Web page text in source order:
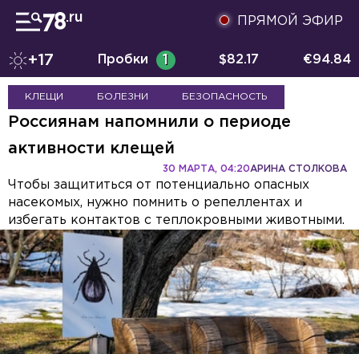
ПРЯМОЙ ЭФИР
+17 Пробки 1 $82.17 €94.84
КЛЕЩИ БОЛЕЗНИ БЕЗОПАСНОСТЬ
Россиянам напомнили о периоде
активности клещей
АРИНА СТОЛКОВА
30 МАРТА, 04:20
Чтобы защититься от потенциально опасных
насекомых, нужно помнить о репеллентах и
избегать контактов с теплокровными животными.